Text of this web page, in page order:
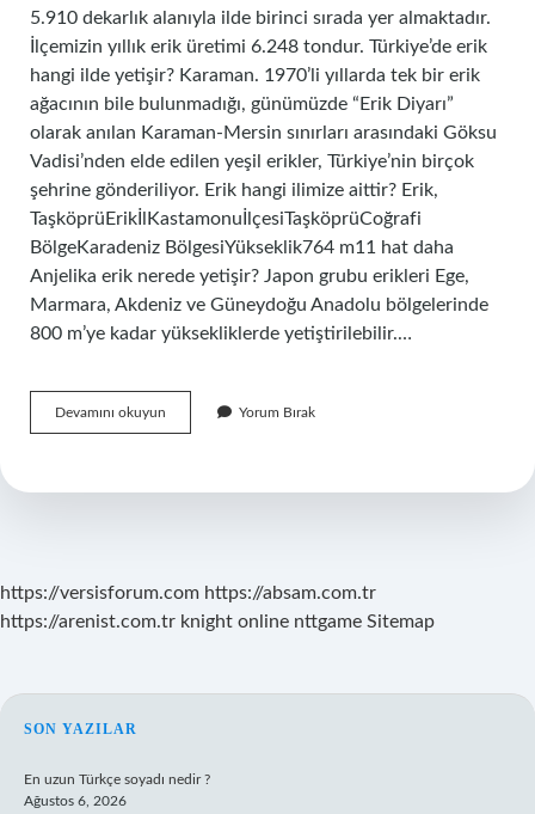
5.910 dekarlık alanıyla ilde birinci sırada yer almaktadır.
İlçemizin yıllık erik üretimi 6.248 tondur. Türkiye’de erik
hangi ilde yetişir? Karaman. 1970’li yıllarda tek bir erik
ağacının bile bulunmadığı, günümüzde “Erik Diyarı”
olarak anılan Karaman-Mersin sınırları arasındaki Göksu
Vadisi’nden elde edilen yeşil erikler, Türkiye’nin birçok
şehrine gönderiliyor. Erik hangi ilimize aittir? Erik,
TaşköprüErikİlKastamonuİlçesiTaşköprüCoğrafi
BölgeKaradeniz BölgesiYükseklik764 m11 hat daha
Anjelika erik nerede yetişir? Japon grubu erikleri Ege,
Marmara, Akdeniz ve Güneydoğu Anadolu bölgelerinde
800 m’ye kadar yüksekliklerde yetiştirilebilir.…
Devamını okuyun
Hangi
Yorum Bırak
https://versisforum.com https://absam.com.tr
https://arenist.com.tr knight online nttgame Sitemap
SIDEBAR
SON YAZILAR
En uzun Türkçe soyadı nedir ?
Ağustos 6, 2026